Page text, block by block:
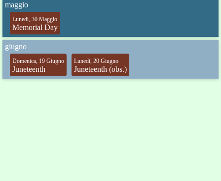
maggio
Lunedi, 30 Maggio
Memorial Day
giugno
Domenica, 19 Giugno
Juneteenth
Lunedi, 20 Giugno
Juneteenth (obs.)